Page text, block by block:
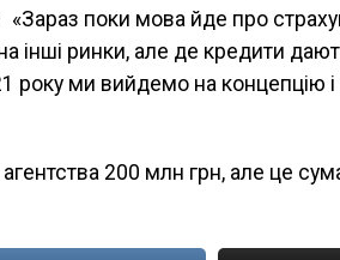
поки мова йде про
інші ринки, але де кредити
року ми вийдемо на концепцію
агентства 200 млн грн, але це